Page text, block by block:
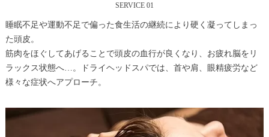
SERVICE 01
睡眠不足や運動不足で偏った食生活の継続により硬く凝ってしまっ
た頭皮。
筋肉をほぐしてあげることで頭皮の血行が良くなり、お疲れ脳をリ
ラックス状態へ…。ドライヘッドスパでは、首や肩、眼精疲労など
様々な症状へアプローチ。